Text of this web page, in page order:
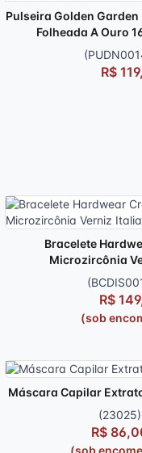
Pulseira Golden
Folheada A Ouro
R$
Bracelete
Microzircônia
R$
(sob
Máscara Capilar
(23025)
R$
(sob